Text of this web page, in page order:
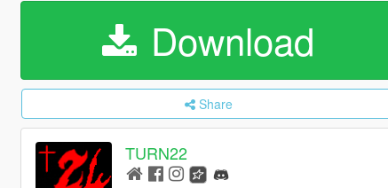
Download
Share
TURN22